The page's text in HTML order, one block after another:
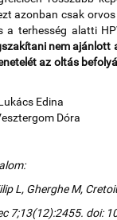
azonban csak
a terhesség alatti
nem ajánlott
az oltás
Edina
Dóra
L, Gherghe M,
7;13(12):2455. doi: